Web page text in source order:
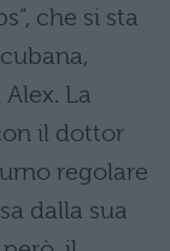
che si sta
La
il dottor
regolare
dalla sua